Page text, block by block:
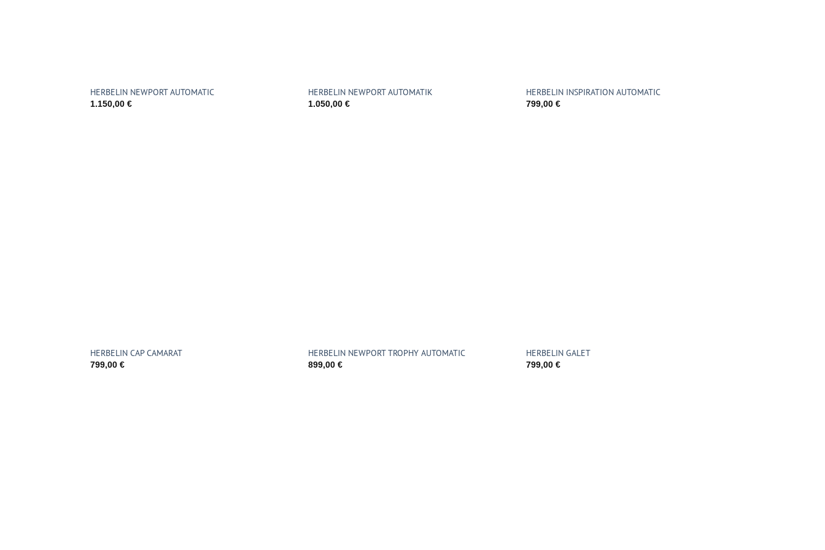
HERBELIN NEWPORT AUTOMATIC
1.150,00 €
HERBELIN NEWPORT AUTOMATIK
1.050,00 €
HERBELIN INSPIRATION AUTOMATIC
799,00 €
HERBELIN CAP CAMARAT
799,00 €
HERBELIN NEWPORT TROPHY AUTOMATIC
899,00 €
HERBELIN GALET
799,00 €